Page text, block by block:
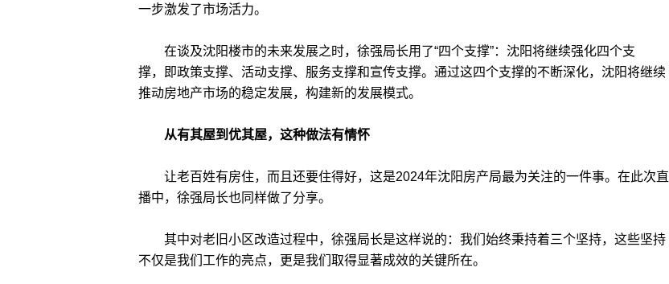
一步激发了市场活‍力。
在谈及沈阳楼市的未来发展之时，徐强局长用了“四个支撑”：沈阳将继续强化四个支
撑，‍即政策支撑、活动支撑、服务支撑和宣传支撑。通过这四个支撑的不断深化，沈阳将继续
推动房地产市场的稳定发展，构建新的发展模式。
从有其屋到优其屋，这种做法有情怀
让老百姓有房住，而且还要住得好，这是2024年沈阳房产局最为关注的一件事。在此次直
播中，徐强局长也同样做了分享。
其中对老旧小区改造过程中，徐强局长是这样说的：我们始终秉持着三个坚持，这些坚持
不仅是我们工作的亮点，更是我们取得显著成效的关键所在。